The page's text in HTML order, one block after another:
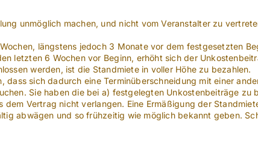
unmöglich machen, und nicht vom Veranstalter zu
längstens jedoch 3 Monate vor dem festgesetzten
letzten 6 Wochen vor Beginn, erhöht sich der
werden, ist die Standmiete in voller Höhe zu bezahlen.
sich dadurch eine Terminüberschneidung mit einer
Sie haben die bei a) festgelegten Unkostenbeiträge zu
Vertrag nicht verlangen. Eine Ermäßigung der
abwägen und so frühzeitig wie möglich bekannt geben.